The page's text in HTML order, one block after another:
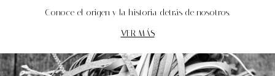
Conoce el origen y la historia detrás de nosotros.
VER MÁS